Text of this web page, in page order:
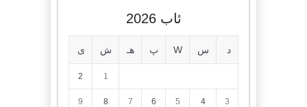
ئاب 2026
د س W پ هـ ش ی
1
2
3
4
5
6
7
8
9